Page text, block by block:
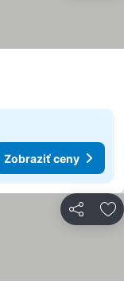
Zobraziť ceny
Zdieľať